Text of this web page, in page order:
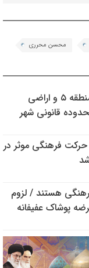
محسن محرری
بررسی ظرفیت کوره‌پزخانه‌های منطقه ۵ و اراضی
قانونی شهر
فرهنگی موثر در
هستند / لزوم
پوشاک عفیفانه